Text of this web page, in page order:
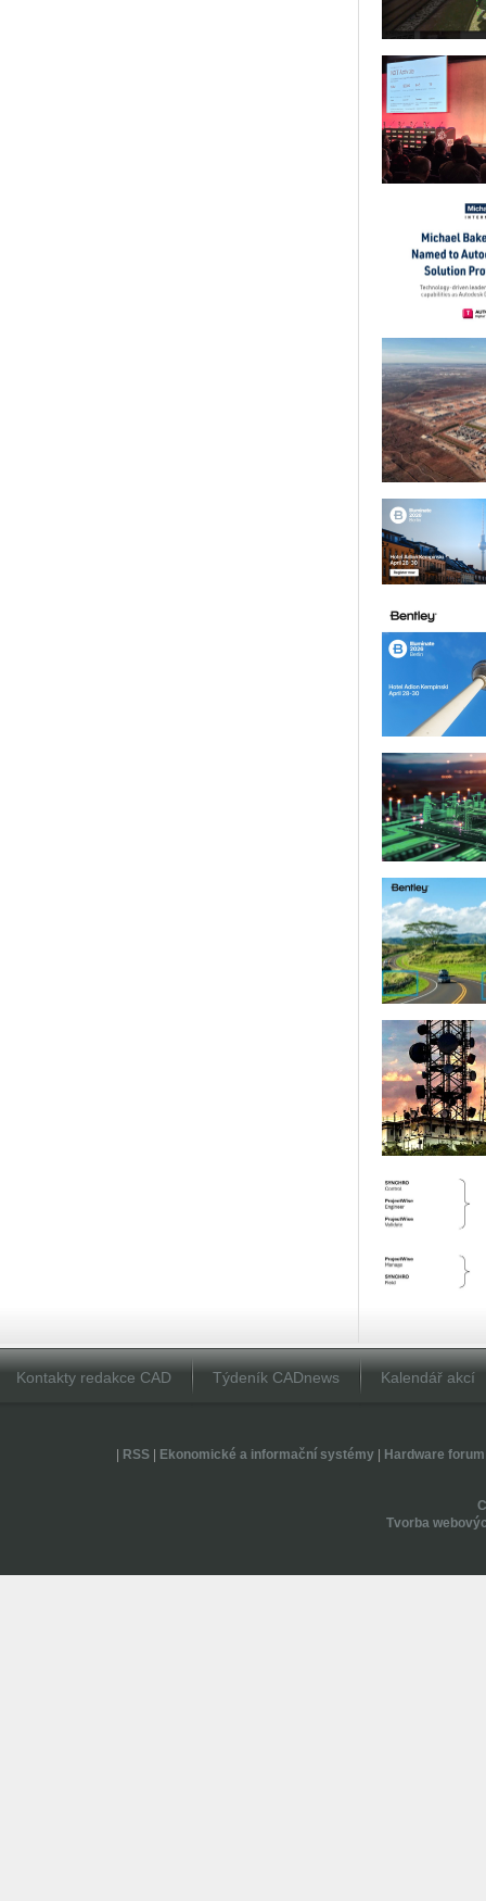
Kontakty redakce CAD Týdeník CADnews Kalendář akcí
RSS| Ekonomické a informační systémy| Hardware forum
Tvorba